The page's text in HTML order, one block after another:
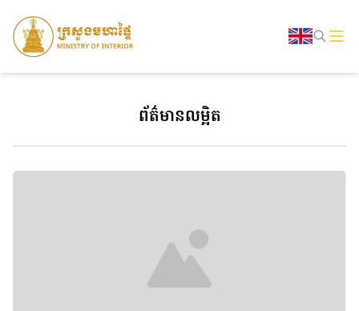
ព័ត៌មានលម្អិត